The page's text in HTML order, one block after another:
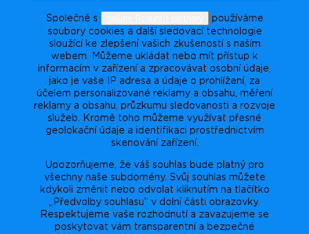
Společně s
používáme
soubory cookies a další sledovací technologie
sloužící ke zlepšení vašich zkušeností s naším
webem. Můžeme ukládat nebo mít přístup k
informacím v zařízení a zpracovávat osobní údaje,
jako je vaše IP adresa a údaje o prohlížení, za
účelem personalizované reklamy a obsahu, měření
reklamy a obsahu, průzkumu sledovanosti a rozvoje
služeb. Kromě toho můžeme využívat přesné
geolokační údaje a identifikaci prostřednictvím
skenování zařízení.
Upozorňujeme, že váš souhlas bude platný pro
všechny naše subdomény. Svůj souhlas můžete
kdykoli změnit nebo odvolat kliknutím na tlačítko
„Předvolby souhlasu” v dolní části obrazovky.
Respektujeme vaše rozhodnutí a zavazujeme se
poskytovat vám transparentní a bezpečné